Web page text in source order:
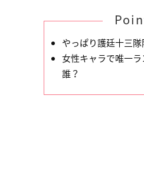
やっぱり護廷十三隊
女性キャラで唯一
誰？